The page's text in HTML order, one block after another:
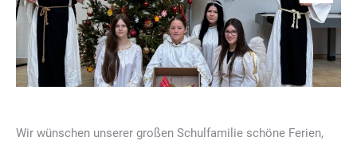
Wir wünschen unserer großen Schulfamilie schöne Ferien,